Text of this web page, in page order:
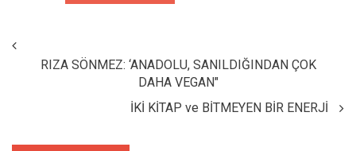
RIZA SÖNMEZ: ‘ANADOLU, SANILDIĞINDAN ÇOK
DAHA VEGAN"
İKİ KİTAP ve BİTMEYEN BİR ENERJİ